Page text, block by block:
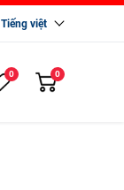
Tiếng việt
0 0